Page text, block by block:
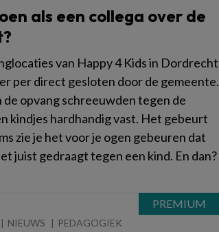
als een collega over de
van Happy 4 Kids in Dordrecht
per direct gesloten door de gemeente.
opvang schreeuwden tegen de
kindjes hardhandig vast. Het gebeurt
zie je het voor je ogen gebeuren dat
juist gedraagt tegen een kind. En dan?
NIEUWS PEDAGOGIEK